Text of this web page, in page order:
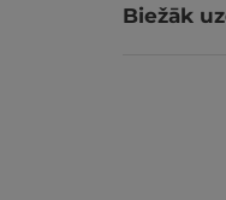
Biežāk